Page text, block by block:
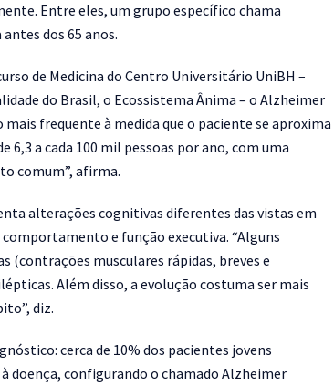
Entre eles, um grupo específico chama
dos 65 anos.
de Medicina do Centro Universitário UniBH –
do Brasil, o Ecossistema Ânima – o Alzheimer
frequente à medida que o paciente se aproxima
6,3 a cada 100 mil pessoas por ano, com uma
comum”, afirma.
alterações cognitivas diferentes das vistas em
e função executiva. “Alguns
musculares rápidas, breves e
Além disso, a evolução costuma ser mais
, diz.
cerca de 10% dos pacientes jovens
doença, configurando o chamado Alzheimer